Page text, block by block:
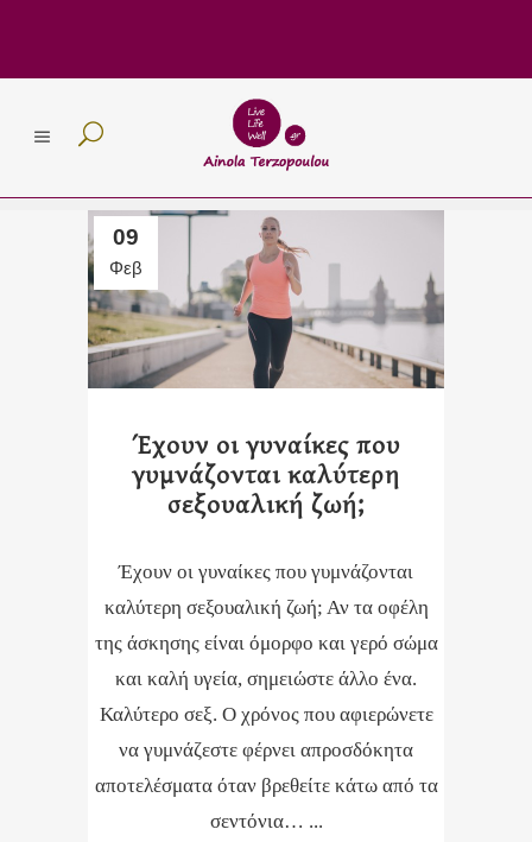
09
Φεβ
Έχουν οι γυναίκες που
γυμνάζονται καλύτερη
σεξουαλική ζωή;
Έχουν οι γυναίκες που γυμνάζονται
καλύτερη σεξουαλική ζωή; Αν τα οφέλη
της άσκησης είναι όμορφο και γερό σώμα
και καλή υγεία, σημειώστε άλλο ένα.
Καλύτερο σεξ. Ο χρόνος που αφιερώνετε
να γυμνάζεστε φέρνει απροσδόκητα
αποτελέσματα όταν βρεθείτε κάτω από τα
σεντόνια… ...